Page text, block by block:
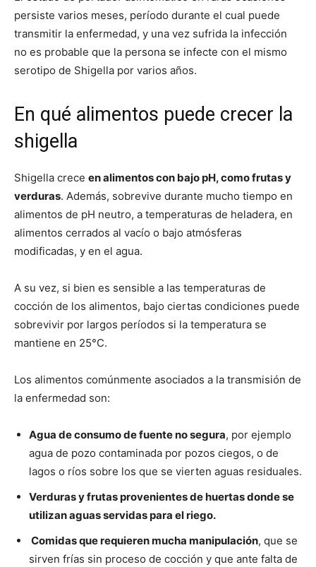
persiste varios meses, período durante el cual puede
transmitir la enfermedad, y una vez sufrida la infección
no es probable que la persona se infecte con el mismo
serotipo de Shigella por varios años.
En qué alimentos puede crecer la
shigella
Shigella crece en alimentos con bajo pH, como frutas y
verduras. Además, sobrevive durante mucho tiempo en
alimentos de pH neutro, a temperaturas de heladera, en
alimentos cerrados al vacío o bajo atmósferas
modificadas, y en el agua.
A su vez, si bien es sensible a las temperaturas de
cocción de los alimentos, bajo ciertas condiciones puede
sobrevivir por largos períodos si la temperatura se
mantiene en 25°C.
Los alimentos comúnmente asociados a la transmisión de
la enfermedad son:
Agua de consumo de fuente no segura, por ejemplo
agua de pozo contaminada por pozos ciegos, o de
lagos o ríos sobre los que se vierten aguas residuales.
Verduras y frutas provenientes de huertas donde se
utilizan aguas servidas para el riego.
Comidas que requieren mucha manipulación, que se
sirven frías sin proceso de cocción y que ante falta de